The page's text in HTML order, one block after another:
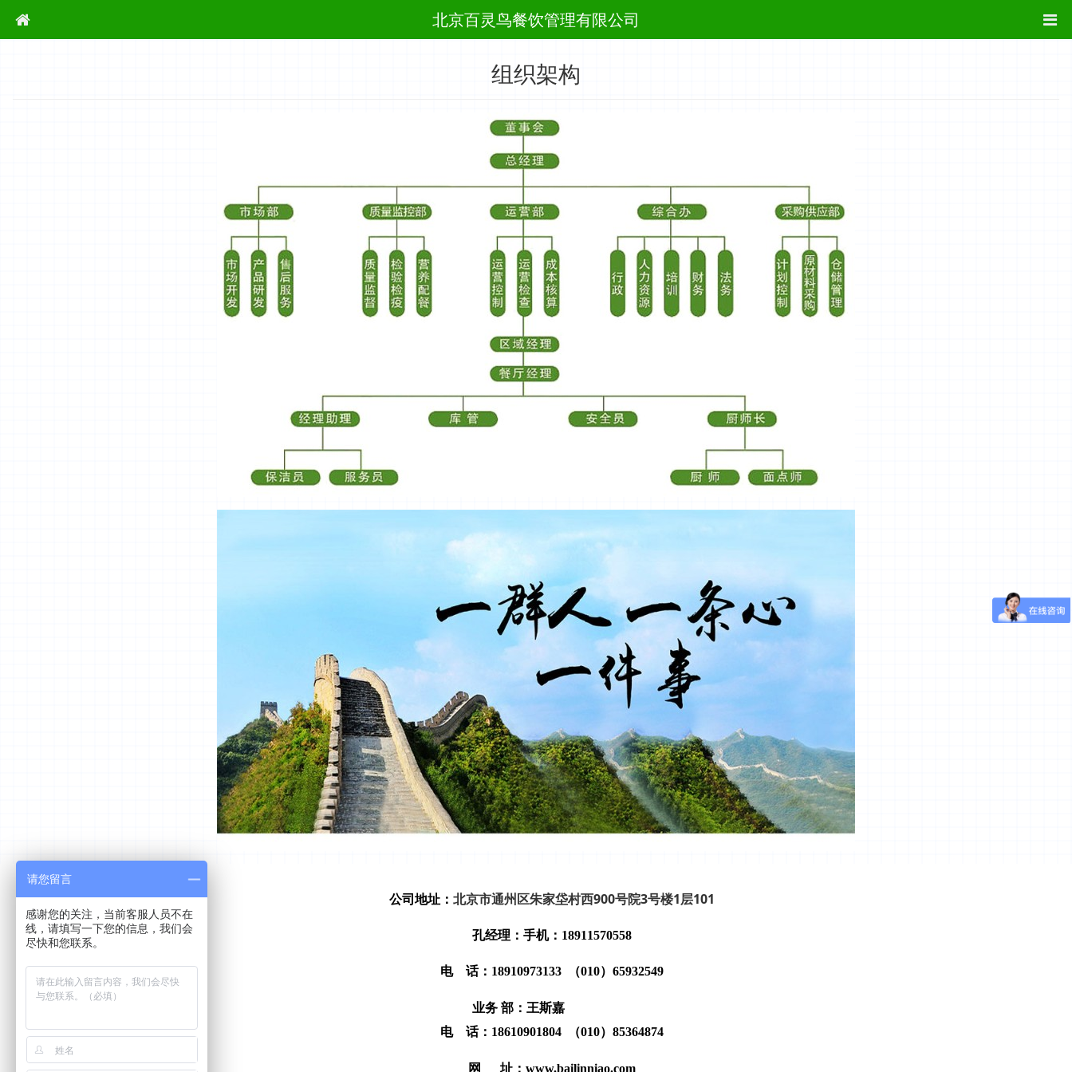
北京百灵鸟餐饮管理有限公司
当前位置：
组织架构
公司地址： 北京市通州区朱家垈村西900号院3号楼1层101
孔经理： 手机：18911570558
电 话：18910973133 （010）65932549
业务 部：王斯嘉
电 话：18610901804 （010）85364874
网 址： www.bailinniao.com
请您留言
感谢您的关注，当前客服人员不在
线，请填写一下您的信息，我们会
尽快和您联系。